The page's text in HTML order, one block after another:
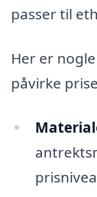
passer til
Her er
påvirke